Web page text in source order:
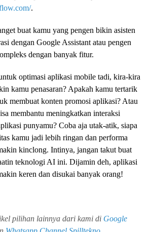
.
buat kamu yang pengen bikin asisten
dengan Google Assistant atau pengen
dengan banyak fitur.
optimasi aplikasi mobile tadi, kira-kira
kamu penasaran? Apakah kamu tertarik
membuat konten promosi aplikasi? Atau
membantu meningkatkan interaksi
punyamu? Coba aja utak-atik, siapa
kamu jadi lebih ringan dan performa
kinclong. Intinya, jangan takut buat
teknologi AI ini. Dijamin deh, aplikasi
keren dan disukai banyak orang!
pilihan lainnya dari kami di Google